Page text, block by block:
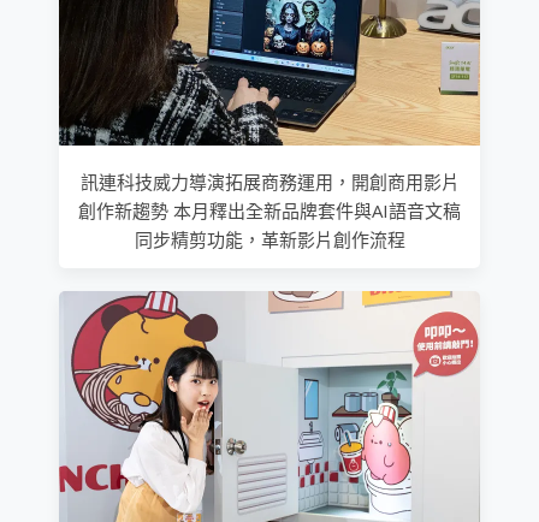
訊連科技威力導演拓展商務運用，開創商用影片
創作新趨勢 本月釋出全新品牌套件與AI語音文稿
同步精剪功能，革新影片創作流程